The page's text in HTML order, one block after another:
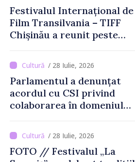
Festivalul Internațional de
Film Transilvania – TIFF
Chișinău a reunit peste
de-a șasea ediție
/ 28 Iulie, 2026
Parlamentul a denunțat
acordul cu CSI privind
colaborarea în domeniul
/ 28 Iulie, 2026
FOTO // Festivalul „La